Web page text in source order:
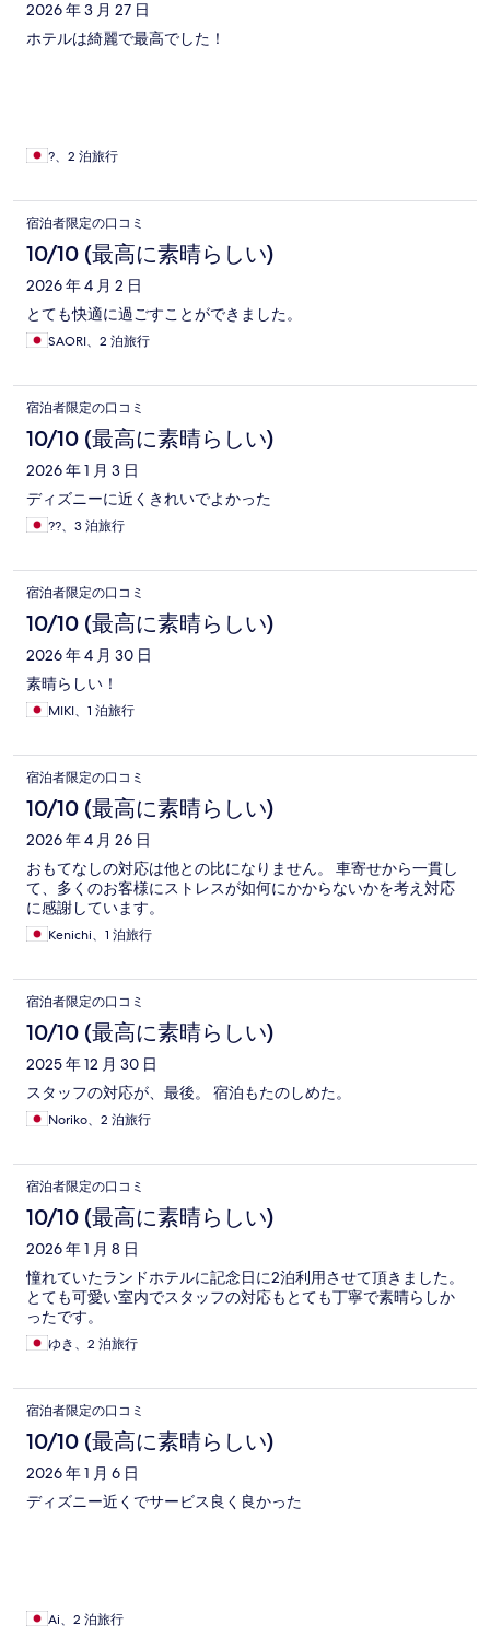
ミ
2026 年 3 月 27 日
ホテルは綺麗で最高でした！
?、2 泊旅行
宿泊者限定の口コミ
10/10 (最高に素晴らしい)
2026 年 4 月 2 日
とても快適に過ごすことができました。
SAORI、2 泊旅行
宿泊者限定の口コミ
10/10 (最高に素晴らしい)
2026 年 1 月 3 日
ディズニーに近くきれいでよかった
??、3 泊旅行
宿泊者限定の口コミ
10/10 (最高に素晴らしい)
2026 年 4 月 30 日
素晴らしい！
MIKI、1 泊旅行
宿泊者限定の口コミ
10/10 (最高に素晴らしい)
2026 年 4 月 26 日
おもてなしの対応は他との比になりません。 車寄せから一貫し
て、多くのお客様にストレスが如何にかからないかを考え対応
に感謝しています。
Kenichi、1 泊旅行
宿泊者限定の口コミ
10/10 (最高に素晴らしい)
2025 年 12 月 30 日
スタッフの対応が、最後。 宿泊もたのしめた。
Noriko、2 泊旅行
宿泊者限定の口コミ
10/10 (最高に素晴らしい)
2026 年 1 月 8 日
憧れていたランドホテルに記念日に2泊利用させて頂きました。
とても可愛い室内でスタッフの対応もとても丁寧で素晴らしか
ったです。
ゆき、2 泊旅行
宿泊者限定の口コミ
10/10 (最高に素晴らしい)
2026 年 1 月 6 日
ディズニー近くでサービス良く良かった
Ai、2 泊旅行